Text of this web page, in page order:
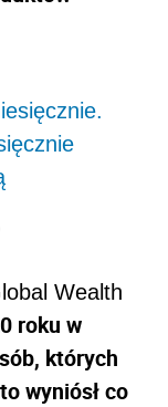
Wealth
roku w
których
wyniósł co